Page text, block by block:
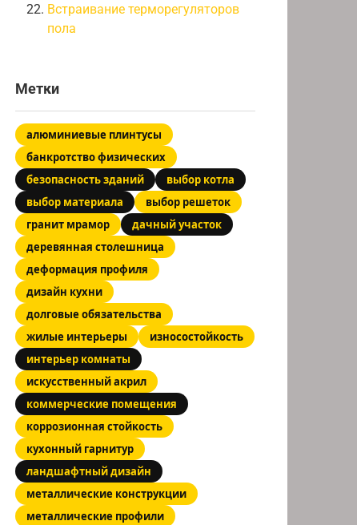
Встраивание терморегуляторов
пола
Метки
алюминиевые плинтусы
банкротство физических
безопасность зданий
выбор котла
выбор материала
выбор решеток
гранит мрамор
дачный участок
деревянная столешница
деформация профиля
дизайн кухни
долговые обязательства
жилые интерьеры
износостойкость
интерьер комнаты
искусственный акрил
коммерческие помещения
коррозионная стойкость
кухонный гарнитур
ландшафтный дизайн
металлические конструкции
металлические профили